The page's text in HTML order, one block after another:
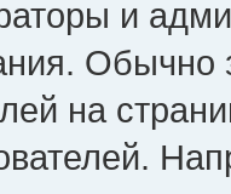
и
Обычно
на